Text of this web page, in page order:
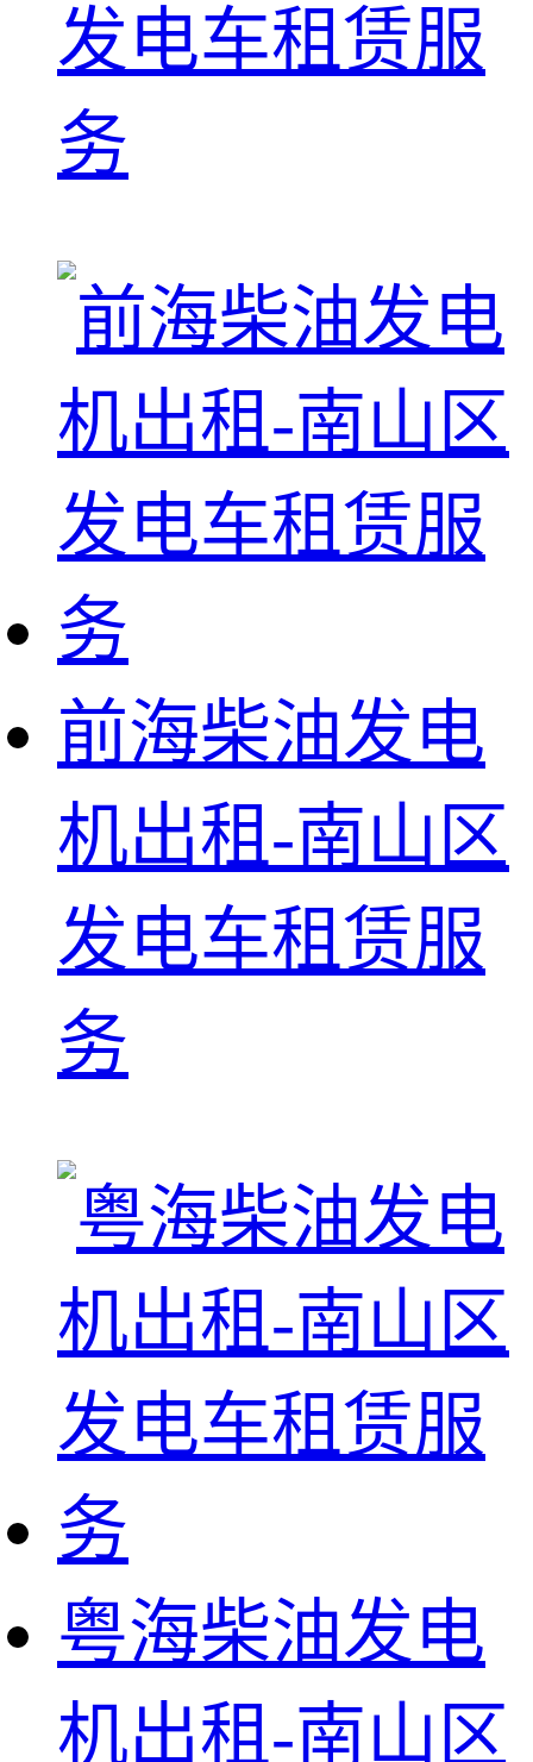
发电车租赁服
务
前海柴油发电
机出租-南山区
发电车租赁服
务
粤海柴油发电
机出租-南山区